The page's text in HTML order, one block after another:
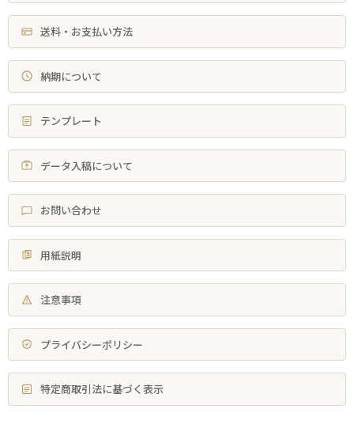
送料・お支払い方法
納期について
テンプレート
データ入稿について
お問い合わせ
用紙説明
注意事項
プライバシーポリシー
特定商取引法に基づく表示